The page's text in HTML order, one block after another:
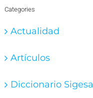
Categories
Actualidad
Artículos
Diccionario Sigesa